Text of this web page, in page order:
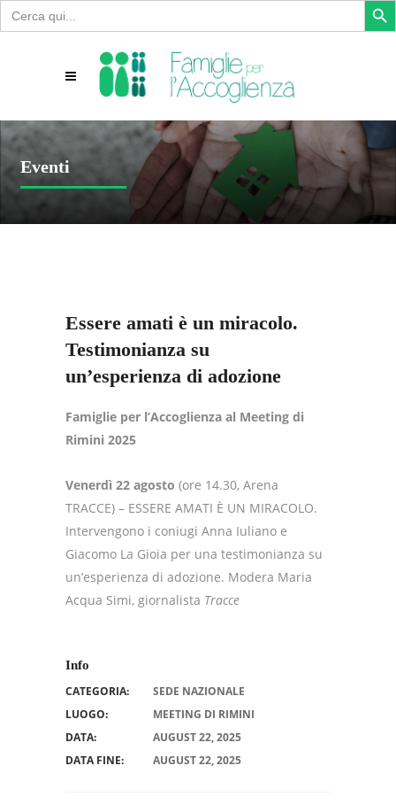
Search
for:
Eventi
Essere amati è un miracolo.
Testimonianza su
un’esperienza di adozione
Famiglie per l’Accoglienza al Meeting di
Rimini 2025
Venerdì 22 agosto (ore 14.30, Arena
TRACCE) – ESSERE AMATI È UN MIRACOLO.
Intervengono i coniugi Anna Iuliano e
Giacomo La Gioia per una testimonianza su
un’esperienza di adozione. Modera Maria
Acqua Simi, giornalista Tracce
Info
CATEGORIA:
SEDE NAZIONALE
LUOGO:
MEETING DI RIMINI
DATA:
AUGUST 22, 2025
DATA FINE:
AUGUST 22, 2025